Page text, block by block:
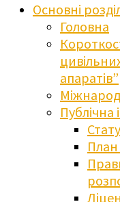
Основні
Головна
апаратів”
Публічна